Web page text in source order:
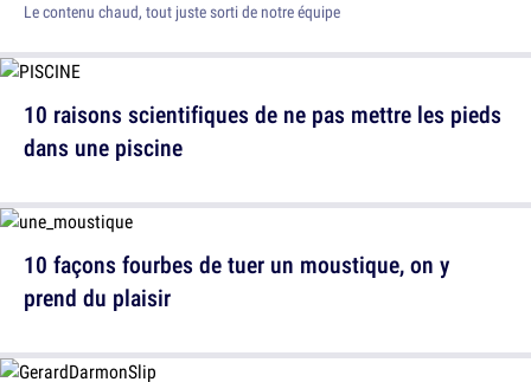
Le contenu chaud, tout juste sorti de notre équipe
10 raisons scientifiques de ne pas mettre les pieds
dans une piscine
10 façons fourbes de tuer un moustique, on y
prend du plaisir